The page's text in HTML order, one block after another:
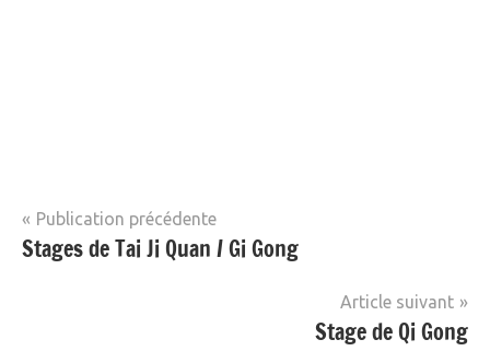
Non
Navigation
de
Publication précédente
Stages de Tai Ji Quan / Gi Gong
Article suivant
Stage de Qi Gong